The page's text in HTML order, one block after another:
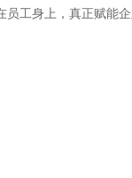
工身上，真正赋能企